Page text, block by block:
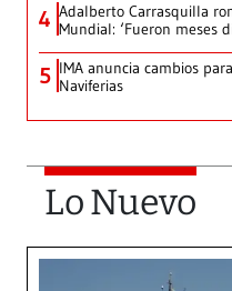
4 Adalberto Carrasquilla
Mundial: ‘Fueron meses
5 IMA anuncia cambios
Naviferias
Lo Nuevo